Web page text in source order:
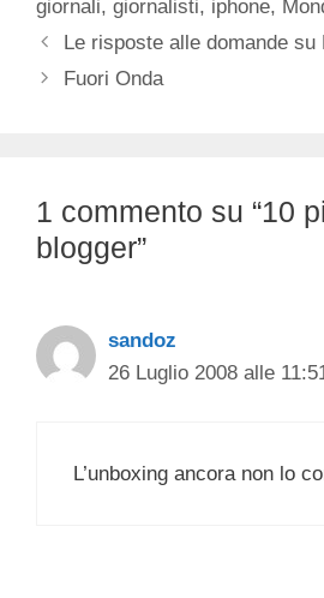
giornali, giornalisti, iphone,
Le risposte alle domande su
Fuori Onda
1 commento su “10
blogger”
sandoz
26 Luglio 2008 alle
L’unboxing ancora non lo